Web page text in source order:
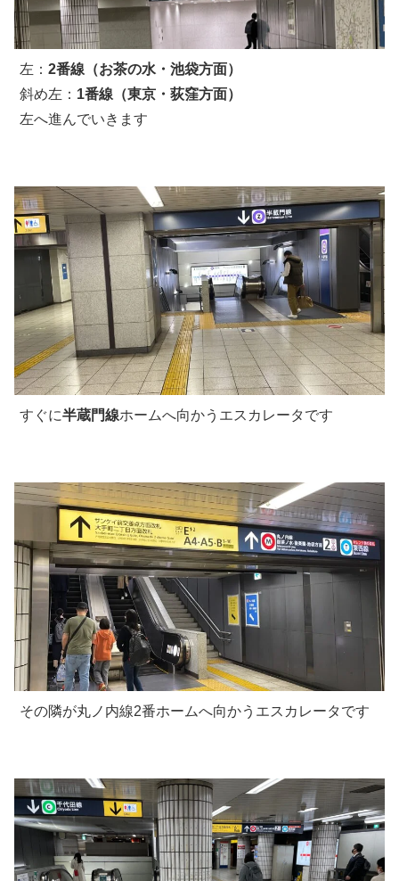
左： 2番線（お茶の水・池袋方面）
斜め左： 1番線（東京・荻窪方面）
左へ進んでいきます
すぐに半蔵門線ホームへ向かうエスカレータです
その隣が丸ノ内線2番ホームへ向かうエスカレータです